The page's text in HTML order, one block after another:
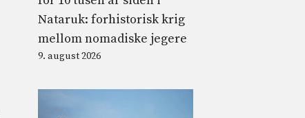
Nataruk: forhistorisk krig
mellom nomadiske jegere
9. august 2026